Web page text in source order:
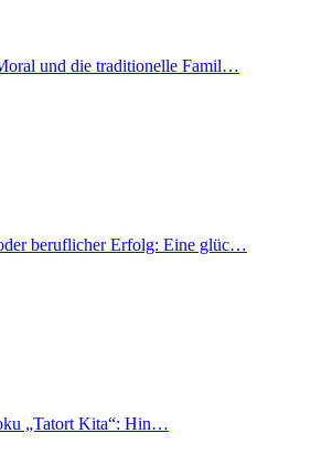
und die traditionelle Famil…
beruflicher Erfolg: Eine glüc…
„Tatort Kita“: Hin…